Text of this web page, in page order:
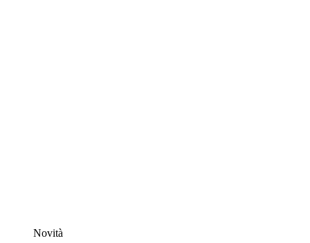
Novità